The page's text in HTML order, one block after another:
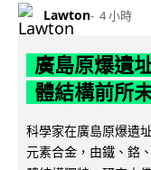
Lawton 4 小時
廣島原爆遺
體結構前所
科學家在廣島原爆遺
元素合金，由鐵、鉻